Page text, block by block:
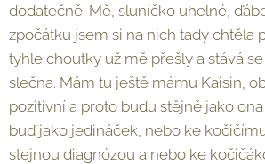
dodatečně. Mě, sluníčko uhelné,
zpočátku jsem si na nich tady chtěla
tyhle choutky už mě přešly a stává
slečna. Mám tu ještě mámu Kaisin,
pozitivní a proto budu stějně jako
buď jako jedináček, nebo ke
stejnou diagnózou a nebo ke